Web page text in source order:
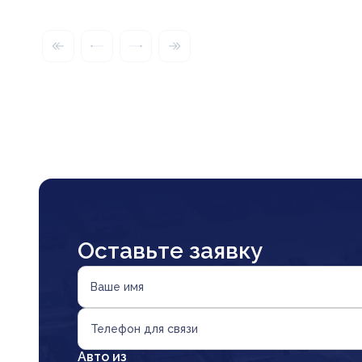
Оставьте заявку
Ваше имя
Телефон для связи
Авто из